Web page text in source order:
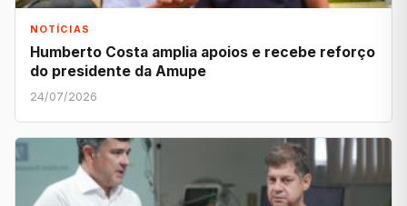
NOTÍCIAS
Humberto Costa amplia apoios e recebe reforço
do presidente da Amupe
24/07/2026